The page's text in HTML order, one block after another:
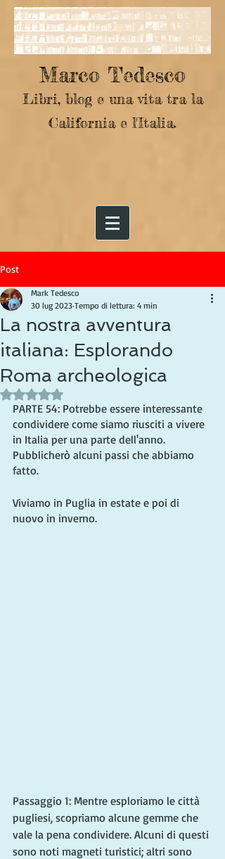
Marco Tedesco
Libri, blog e una vita tra la
California e l'Italia.
Post
La nostra avventura
italiana: Esplorando
Roma archeologica
Mark Tedesco
30 lug 2023 Tempo di lettura: 4 min
Valutazione NaN stelle su 5.
PARTE 54: Potrebbe essere interessante
condividere come siamo riusciti a vivere
in Italia per una parte dell'anno.
Pubblicherò alcuni passi che abbiamo
fatto.
Viviamo in Puglia in estate e poi di
nuovo in inverno.
Passaggio 1: Mentre esploriamo le città
pugliesi, scopriamo alcune gemme che
vale la pena condividere. Alcuni di questi
sono noti magneti turistici; altri sono